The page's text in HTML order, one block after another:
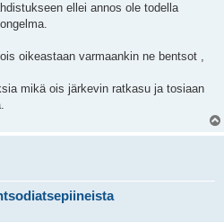
ellei annos ole todella
oikeastaan varmaankin ne bentsot ,
mikä ois järkevin ratkasu ja tosiaan